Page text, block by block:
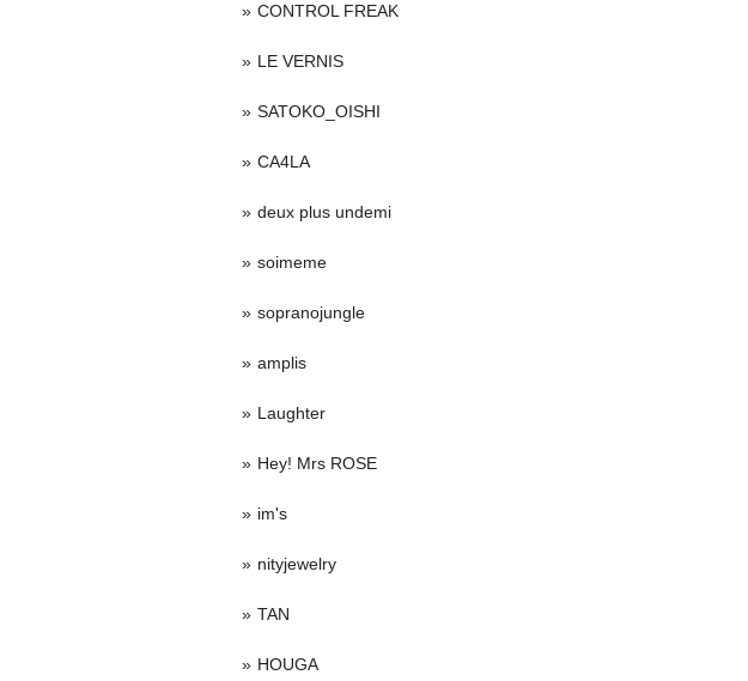
CONTROL FREAK
LE VERNIS
SATOKO_OISHI
CA4LA
deux plus undemi
soimeme
sopranojungle
amplis
Laughter
Hey! Mrs ROSE
im's
nityjewelry
TAN
HOUGA